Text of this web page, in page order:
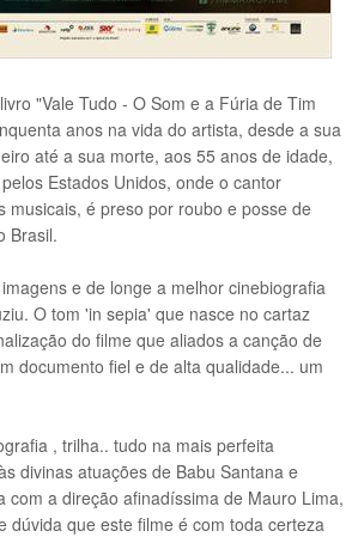
"Vale Tudo - O Som e a Fúria de Tim
anos na vida do artista, desde a sua
até a sua morte, aos 55 anos de idade,
Estados Unidos, onde o cantor
musicais, é preso por roubo e posse de
Brasil.
e de longe a melhor cinebiografia
O tom 'in sepia' que nasce no cartaz
do filme que aliados a canção de
documento fiel e de alta qualidade... um
, trilha.. tudo na mais perfeita
divinas atuações de Babu Santana e
com a direção afinadíssima de Mauro Lima,
dúvida que este filme é com toda certeza